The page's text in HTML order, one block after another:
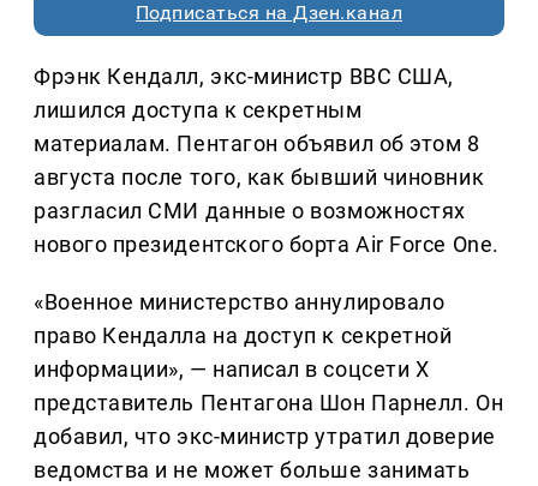
Подписаться на Дзен.канал
Фрэнк Кендалл, экс-министр ВВС США,
лишился доступа к секретным
материалам. Пентагон объявил об этом 8
августа после того, как бывший чиновник
разгласил СМИ данные о возможностях
нового президентского борта Air Force One.
«Военное министерство аннулировало
право Кендалла на доступ к секретной
информации», — написал в соцсети X
представитель Пентагона Шон Парнелл. Он
добавил, что экс-министр утратил доверие
ведомства и не может больше занимать